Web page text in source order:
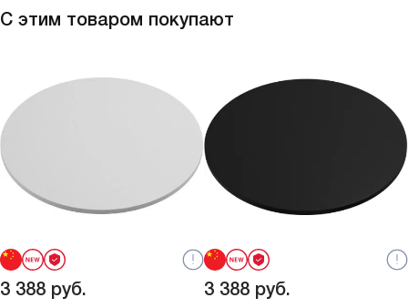
С этим товаром покупают
3 388 руб. 3 388 руб.